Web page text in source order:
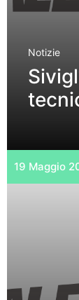
Notizie
19 Maggio